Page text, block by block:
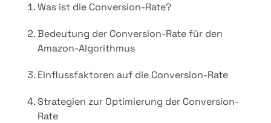
Was ist die Conversion-Rate?
Bedeutung der Conversion-Rate für den
Amazon-Algorithmus
Einflussfaktoren auf die Conversion-Rate
Strategien zur Optimierung der Conversion-
Rate